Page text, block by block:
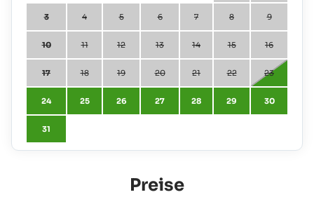
3 4 5 6 7 8 9
10 11 12 13 14 15 16
17 18 19 20 21 22 23
24 25 26 27 28 29 30
31
Preise